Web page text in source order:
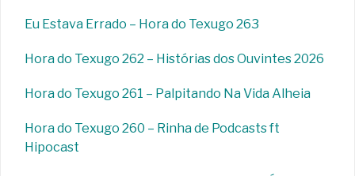
Eu Estava Errado – Hora do Texugo 263
Hora do Texugo 262 – Histórias dos Ouvintes 2026
Hora do Texugo 261 – Palpitando Na Vida Alheia
Hora do Texugo 260 – Rinha de Podcasts ft
Hipocast